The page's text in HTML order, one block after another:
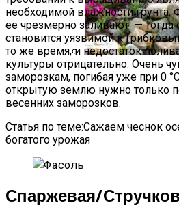
Томат Абруццо
Классика На
Альпийская
Своими Руками
необходимой влажности грунта.
ее чрезмерно заливают — тогда
становится уязвимой к
то же время, и недостаток
культуры отрицательно. Очень
заморозкам, погибая уже при 0
открытую землю нужно только
весенних заморозков.
Статья по теме:Сажаем чеснок
богатого урожая
Спаржевая/